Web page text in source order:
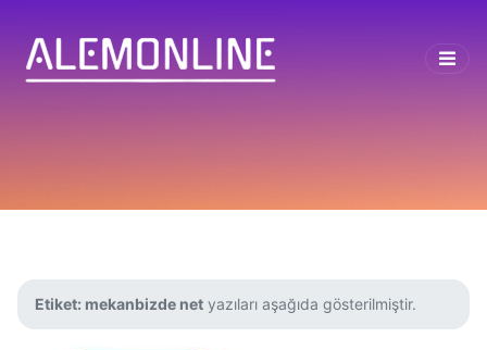
Etiket: mekanbizde net yazıları aşağıda gösterilmiştir.